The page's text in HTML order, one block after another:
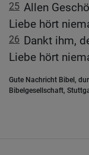
25 Allen
Liebe hört
26 Dankt ihm,
Liebe hört
Gute Nachricht Bibel,
Bibelgesellschaft,